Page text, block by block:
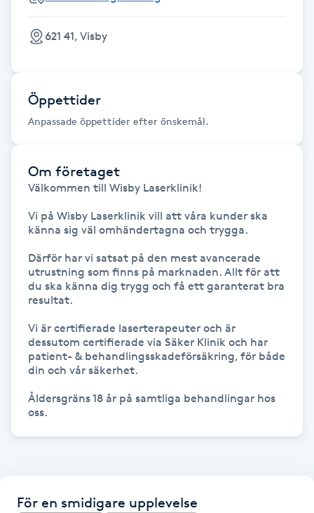
Gellack med förstärkning
Gravidmassage
Gruppträning
Hatha Yoga
Headspa
Healing
Herrklippning
HIFU
Hollywood Peel
621 41, Visby
Öppettider
Anpassade öppettider efter önskemål.
Om företaget
Välkommen till Wisby Laserklinik!
Vi på Wisby Laserklinik vill att våra kunder ska
känna sig väl omhändertagna och trygga.
Därför har vi satsat på den mest avancerade
utrustning som finns på marknaden. Allt för att
du ska känna dig trygg och få ett garanterat bra
resultat.
Vi är certifierade laserterapeuter och är
dessutom certifierade via Säker Klinik och har
patient- & behandlingsskadeförsäkring, för både
din och vår säkerhet.
Åldersgräns 18 år på samtliga behandlingar hos
oss.
För en smidigare upplevelse